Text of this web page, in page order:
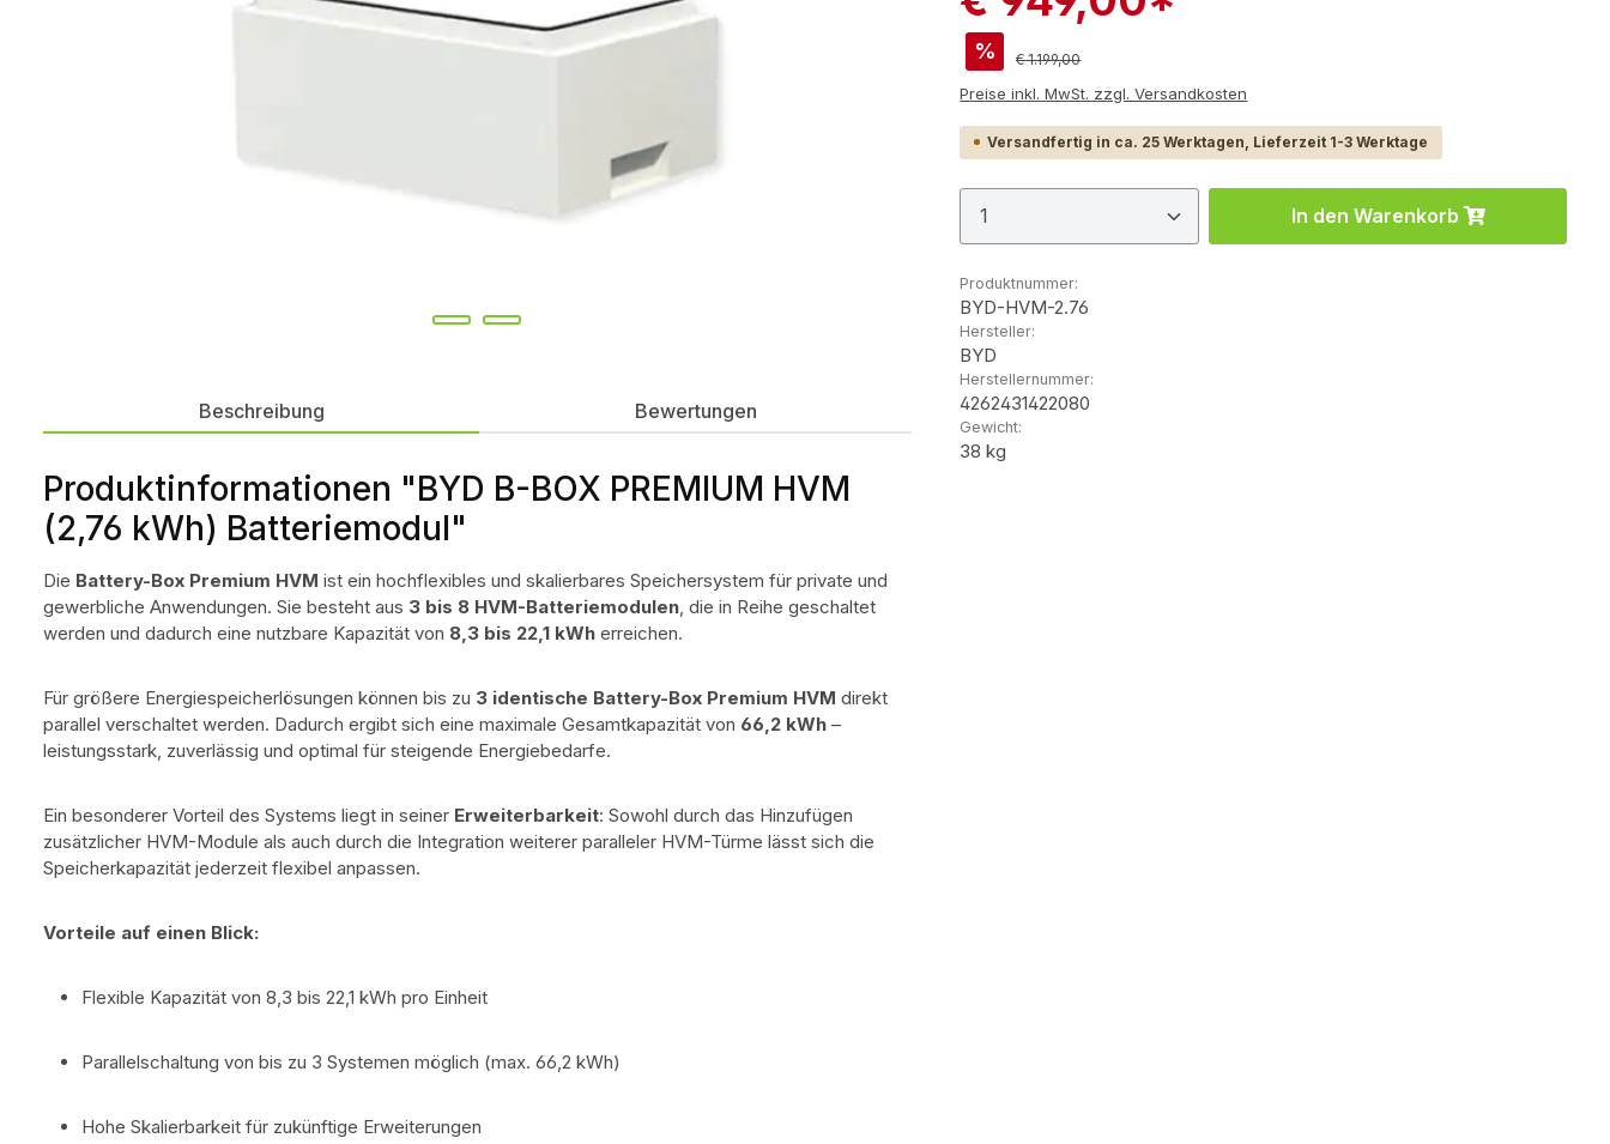
% Regulärer Preis:
€ 1.199,00
Preise inkl. MwSt. zzgl. Versandkosten
Versandfertig in ca. 25 Werktagen, Lieferzeit 1-3 Werktage
Produkt Anzahl: Gib den gewünschten Wert
In den Warenkorb
Produktnummer:
BYD-HVM-2.76
Hersteller:
BYD
Herstellernummer:
4262431422080
Gewicht:
38 kg
Beschreibung Bewertungen
Produktinformationen "BYD B-BOX PREMIUM HVM
(2,76 kWh) Batteriemodul"
Die Battery-Box Premium HVM ist ein hochflexibles und skalierbares Speichersystem für private und
gewerbliche Anwendungen. Sie besteht aus 3 bis 8 HVM-Batteriemodulen, die in Reihe geschaltet
werden und dadurch eine nutzbare Kapazität von 8,3 bis 22,1 kWh erreichen.
Für größere Energiespeicherlösungen können bis zu 3 identische Battery-Box Premium HVM direkt
parallel verschaltet werden. Dadurch ergibt sich eine maximale Gesamtkapazität von 66,2 kWh –
leistungsstark, zuverlässig und optimal für steigende Energiebedarfe.
Ein besonderer Vorteil des Systems liegt in seiner Erweiterbarkeit: Sowohl durch das Hinzufügen
zusätzlicher HVM-Module als auch durch die Integration weiterer paralleler HVM-Türme lässt sich die
Speicherkapazität jederzeit flexibel anpassen.
Vorteile auf einen Blick:
Flexible Kapazität von 8,3 bis 22,1 kWh pro Einheit
Parallelschaltung von bis zu 3 Systemen möglich (max. 66,2 kWh)
Hohe Skalierbarkeit für zukünftige Erweiterungen